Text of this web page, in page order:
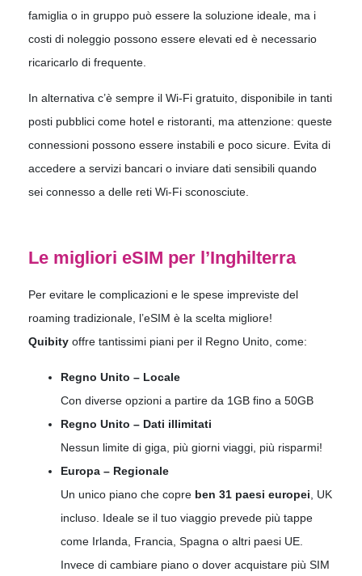
famiglia o in gruppo può essere la soluzione ideale, ma i
costi di noleggio possono essere elevati ed è necessario
ricaricarlo di frequente.
In alternativa c’è sempre il Wi-Fi gratuito, disponibile in tanti
posti pubblici come hotel e ristoranti, ma attenzione: queste
connessioni possono essere instabili e poco sicure. Evita di
accedere a servizi bancari o inviare dati sensibili quando
sei connesso a delle reti Wi-Fi sconosciute.
Le migliori eSIM per l’Inghilterra
Per evitare le complicazioni e le spese impreviste del
roaming tradizionale, l’eSIM è la scelta migliore!
Quibity offre tantissimi piani per il Regno Unito, come:
Regno Unito – Locale
Con diverse opzioni a partire da 1GB fino a 50GB
Regno Unito – Dati illimitati
Nessun limite di giga, più giorni viaggi, più risparmi!
Europa – Regionale
Un unico piano che copre ben 31 paesi europei , UK
incluso. Ideale se il tuo viaggio prevede più tappe
come Irlanda, Francia, Spagna o altri paesi UE.
Invece di cambiare piano o dover acquistare più SIM